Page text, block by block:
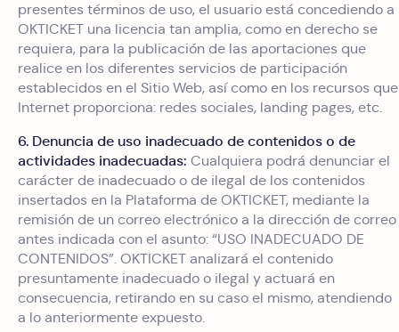
presentes términos de uso, el usuario está concediendo a
OKTICKET una licencia tan amplia, como en derecho se
requiera, para la publicación de las aportaciones que
realice en los diferentes servicios de participación
establecidos en el Sitio Web, así como en los recursos que
Internet proporciona: redes sociales, landing pages, etc.
6. Denuncia de uso inadecuado de contenidos o de
actividades inadecuadas: Cualquiera podrá denunciar el
carácter de inadecuado o de ilegal de los contenidos
insertados en la Plataforma de OKTICKET, mediante la
remisión de un correo electrónico a la dirección de correo
antes indicada con el asunto: “USO INADECUADO DE
CONTENIDOS”. OKTICKET analizará el contenido
presuntamente inadecuado o ilegal y actuará en
consecuencia, retirando en su caso el mismo, atendiendo
a lo anteriormente expuesto.